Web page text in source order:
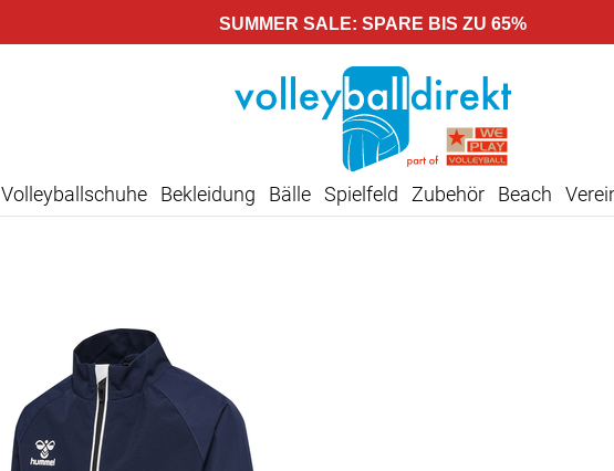
SUMMER SALE: SPARE BIS ZU 65%
Volleyballschuhe Bekleidung Bälle Spielfeld Zubehör Beach